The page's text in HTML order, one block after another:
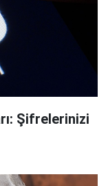
Şifrelerinizi